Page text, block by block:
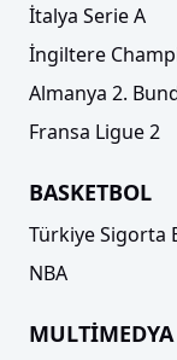
İtalya Serie A
İngiltere
Almanya 2.
Fransa Ligue 2
BASKETBOL
Türkiye Sigorta
NBA
MULTİMEDYA